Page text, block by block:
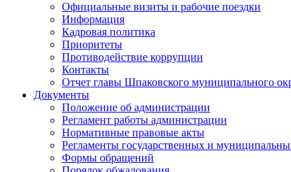
Официальные визиты и рабочие поездки
Информация
Кадровая политика
Приоритеты
Противодействие коррупции
Контакты
Отчет главы Шпаковского муниципального
Документы
Положение об администрации
Регламент работы администрации
Нормативные правовые акты
Регламенты государственных и
Формы обращений